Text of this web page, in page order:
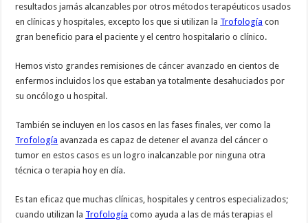
resultados jamás alcanzables por otros métodos terapéuticos usados
en clínicas y hospitales, excepto los que si utilizan la Trofología con
gran beneficio para el paciente y el centro hospitalario o clínico.
Hemos visto grandes remisiones de cáncer avanzado en cientos de
enfermos incluidos los que estaban ya totalmente desahuciados por
su oncólogo u hospital.
También se incluyen en los casos en las fases finales, ver como la
Trofología avanzada es capaz de detener el avanza del cáncer o
tumor en estos casos es un logro inalcanzable por ninguna otra
técnica o terapia hoy en día.
Es tan eficaz que muchas clínicas, hospitales y centros especializados;
cuando utilizan la Trofología como ayuda a las de más terapias el